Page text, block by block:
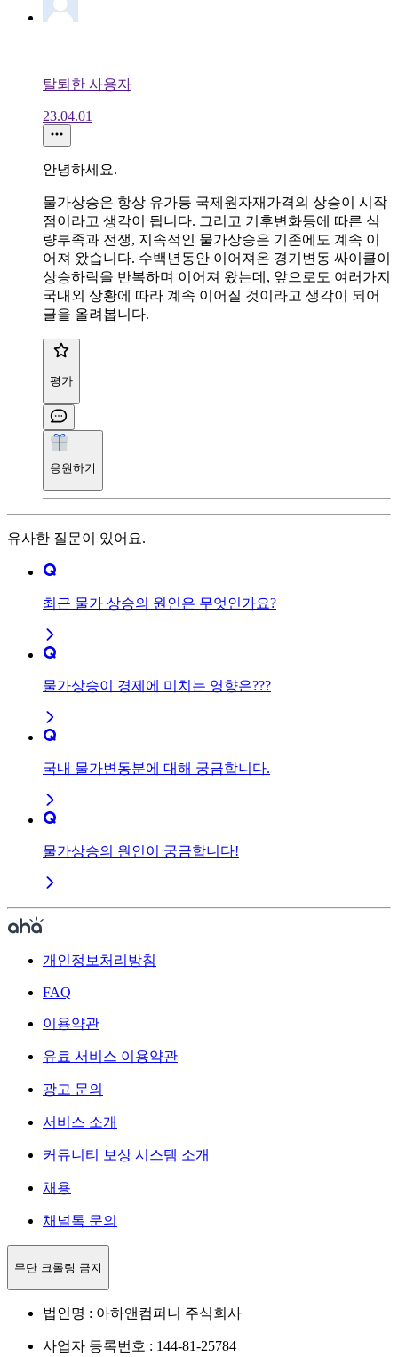
탈퇴한 사용자
23.04.01
안녕하세요.
물가상승은 항상 유가등 국제원자재가격의 상승이 시작
점이라고 생각이 됩니다. 그리고 기후변화등에 따른 식
량부족과 전쟁, 지속적인 물가상승은 기존에도 계속 이
어져 왔습니다. 수백년동안 이어져온 경기변동 싸이클이
상승하락을 반복하며 이어져 왔는데, 앞으로도 여러가지
국내외 상황에 따라 계속 이어질 것이라고 생각이 되어
글을 올려봅니다.
평가
응원하기
유사한 질문이 있어요.
최근 물가 상승의 원인은 무엇인가요?
물가상승이 경제에 미치는 영향은???
국내 물가변동분에 대해 궁금합니다.
물가상승의 원인이 궁금합니다!
개인정보처리방침
FAQ
이용약관
유료 서비스 이용약관
광고 문의
서비스 소개
커뮤니티 보상 시스템 소개
채용
채널톡 문의
무단 크롤링 금지
법인명 : 아하앤컴퍼니 주식회사
사업자 등록번호 : 144-81-25784